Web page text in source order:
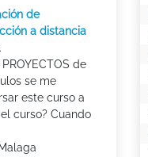
de
a distancia
de
se me
este curso a
curso? Cuando